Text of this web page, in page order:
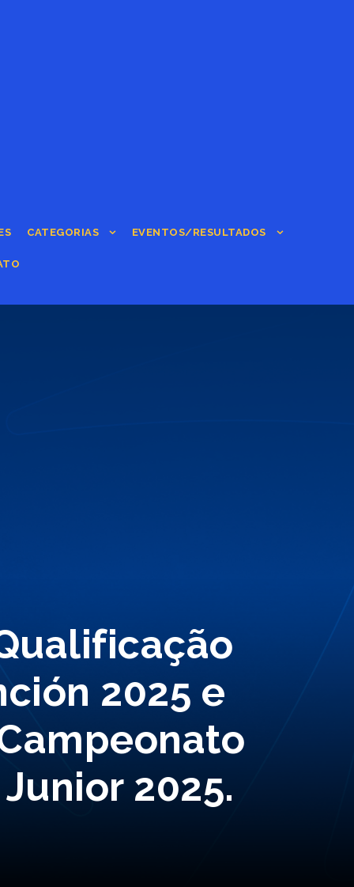
CATEGORIAS EVENTOS/RESULTADOS
2025 e
2025.